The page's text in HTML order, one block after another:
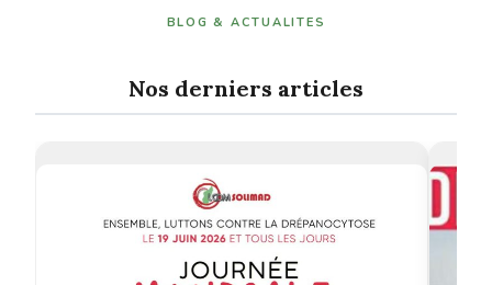
BLOG & ACTUALITES
Nos derniers articles